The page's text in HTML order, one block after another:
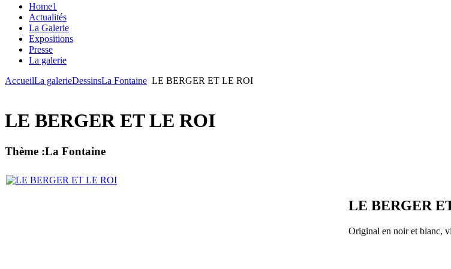
Home1
Actualités
La Galerie
Expositions
Presse
La galerie
AccueilLa galerieDessinsLa Fontaine LE BERGER ET LE ROI
LE BERGER ET LE ROI
Thème :La Fontaine
LE BERGER
Original en noir et blanc,